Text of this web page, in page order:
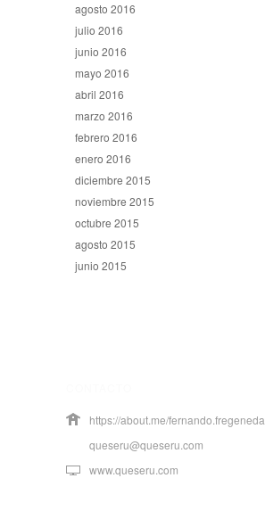
agosto 2016
julio 2016
junio 2016
mayo 2016
abril 2016
marzo 2016
febrero 2016
enero 2016
diciembre 2015
noviembre 2015
octubre 2015
agosto 2015
junio 2015
https://about.me/fernando.fregeneda
queseru@queseru.com
www.queseru.com